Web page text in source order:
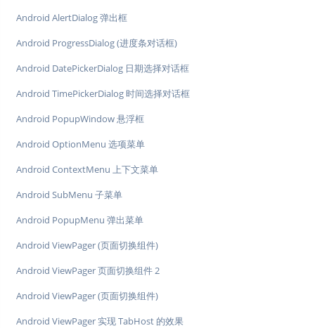
Android AlertDialog 弹出框
Android ProgressDialog (进度条对话框)
Android DatePickerDialog 日期选择对话框
Android TimePickerDialog 时间选择对话框
Android PopupWindow 悬浮框
Android OptionMenu 选项菜单
Android ContextMenu 上下文菜单
Android SubMenu 子菜单
Android PopupMenu 弹出菜单
Android ViewPager (页面切换组件)
Android ViewPager 页面切换组件 2
Android ViewPager (页面切换组件)
Android ViewPager 实现 TabHost 的效果